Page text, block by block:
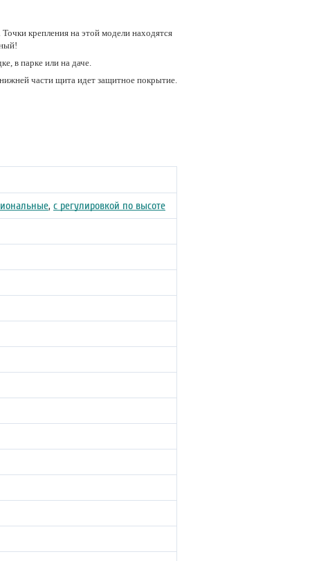
крепления на этой модели находятся
в парке или на даче.
части щита идет защитное покрытие.
, с регулировкой по высоте